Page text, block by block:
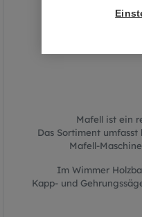
Mafell ist ein
Das Sortiment
Mafell-
Im Wimmer
Kapp- und